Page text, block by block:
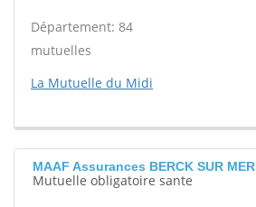
Département: 84
mutuelles
La Mutuelle du Midi
MAAF Assurances BERCK SUR MER
Mutuelle obligatoire sante